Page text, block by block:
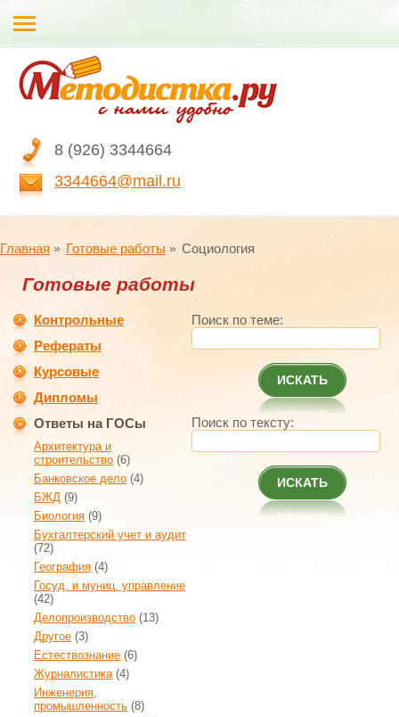
8 (926) 3344664
3344664@mail.ru
Главная Готовые работы Социология
Готовые работы
Контрольные
Рефераты
Курсовые
Дипломы
Ответы на ГОСы
Архитектура и
строительство (6)
Банковское дело (4)
БЖД (9)
Биология (9)
Бухгалтерский учет и аудит
(72)
География (4)
Госуд. и муниц. управление
(42)
Делопроизводство (13)
Другое (3)
Естествознание (6)
Журналистика(4)
Инженерия,
промышленность (8)
Поиск по теме:
ИСКАТЬ
Поиск по тексту:
ИСКАТЬ